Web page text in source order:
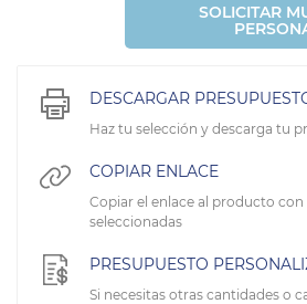
SOLICITAR
DESCARGAR
Haz tu selección y descarga tu
COPIAR ENLACE
Copiar el enlace al producto con
seleccionadas
PRESUPUESTO
Si necesitas otras cantidades o